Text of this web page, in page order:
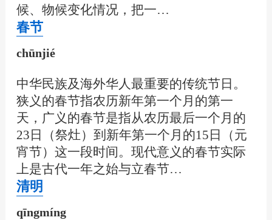
候、物候变化情况，把一…
春节
chūnjié
中华民族及海外华人最重要的传统节日。
狭义的春节指农历新年第一个月的第一
天，广义的春节是指从农历最后一个月的
23日（祭灶）到新年第一个月的15日（元
宵节）这一段时间。现代意义的春节实际
上是古代一年之始与立春节…
清明
qīngmíng